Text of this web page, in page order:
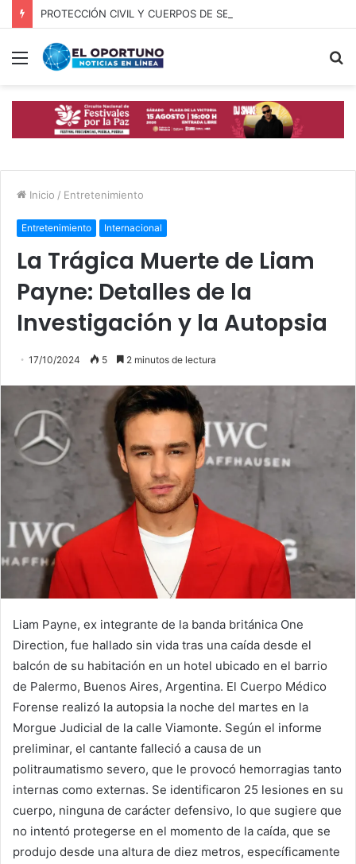
Menú
Inicio / Entretenimiento
Entretenimiento Internacional
La Trágica Muerte de Liam
Payne: Detalles de la
Investigación y la Autopsia
17/10/2024 5 2 minutos de lectura
Liam Payne, ex integrante de la banda británica One
Direction, fue hallado sin vida tras una caída desde el
balcón de su habitación en un hotel ubicado en el barrio
de Palermo, Buenos Aires, Argentina. El Cuerpo Médico
Forense realizó la autopsia la noche del martes en la
Morgue Judicial de la calle Viamonte. Según el informe
preliminar, el cantante falleció a causa de un
politraumatismo severo, que le provocó hemorragias tanto
internas como externas. Se identificaron 25 lesiones en su
cuerpo, ninguna de carácter defensivo, lo que sugiere que
no intentó protegerse en el momento de la caída, que se
produjo desde una altura de diez metros, específicamente